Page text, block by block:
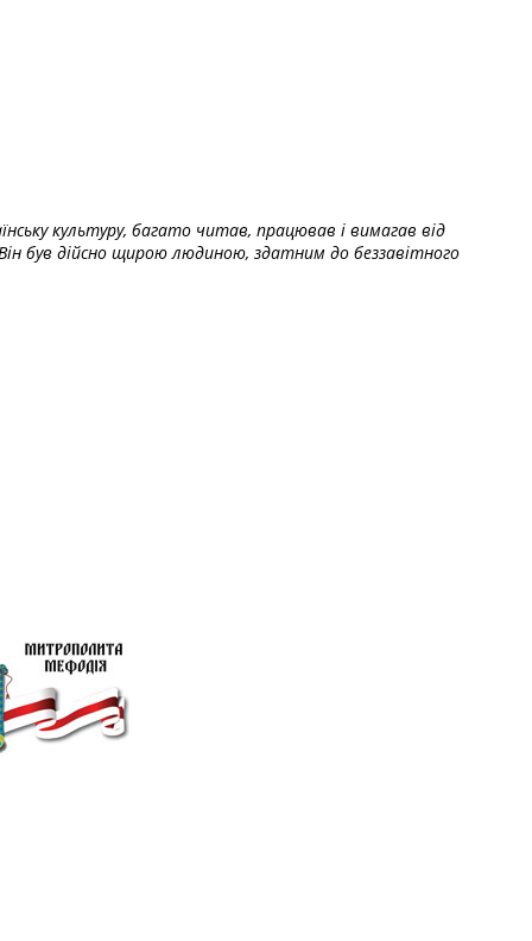
культуру, багато читав, працював і вимагав від
був дійсно щирою людиною, здатним до беззавітного